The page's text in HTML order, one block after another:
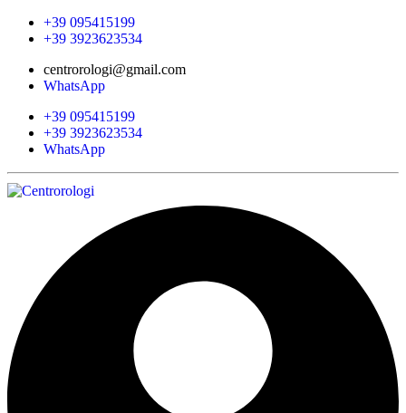
+39 095415199
+39 3923623534
centrorologi@gmail.com
WhatsApp
+39 095415199
+39 3923623534
WhatsApp